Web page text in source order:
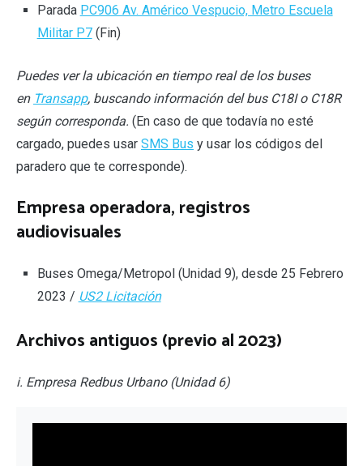
Parada PC906 Av. Américo Vespucio, Metro Escuela
Militar P7(Fin)
Puedes ver la ubicación en tiempo real de los buses
en Transapp, buscando información del bus C18I o C18R
según corresponda. (En caso de que todavía no esté
cargado, puedes usar SMS Bus y usar los códigos del
paradero que te corresponde).
Empresa operadora, registros
audiovisuales
Buses Omega/Metropol (Unidad 9), desde 25 Febrero
2023 / US2 Licitación
Archivos antiguos (previo al 2023)
i. Empresa Redbus Urbano (Unidad 6)